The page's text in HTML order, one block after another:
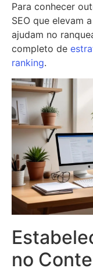
Para conhecer
SEO que elevam
ajudam no
completo de
ranking.
no